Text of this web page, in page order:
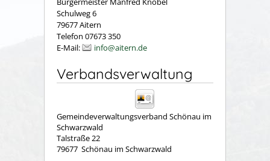
Schulweg 6
79677 Aitern
Telefon 07673 350
E-Mail:
info@aitern.de
Verbandsverwaltung
Gemeindeverwaltungsverband Schönau im
Schwarzwald
Talstraße 22
79677 Schönau im Schwarzwald